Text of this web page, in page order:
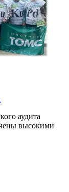
аудита
высокими